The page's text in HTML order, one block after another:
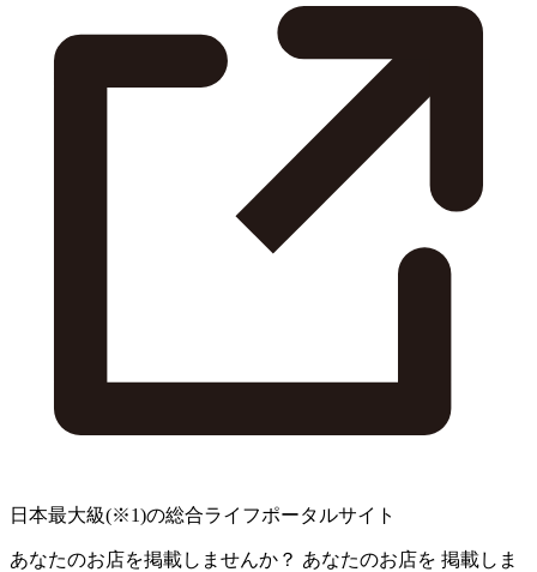
日本最大級(※1)の総合ライフポータルサイト
あなたのお店を掲載しませんか？ あなたのお店を 掲載しま